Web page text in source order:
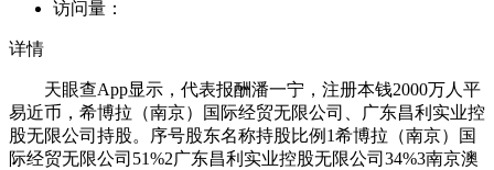
访问量：
详情
天眼查App显示，代表报酬潘一宁，注册本钱2000万人平
易近币，希博拉（南京）国际经贸无限公司、广东昌利实业控
股无限公司持股。序号股东名称持股比例1希博拉（南京）国
际经贸无限公司51%2广东昌利实业控股无限公司34%3南京澳